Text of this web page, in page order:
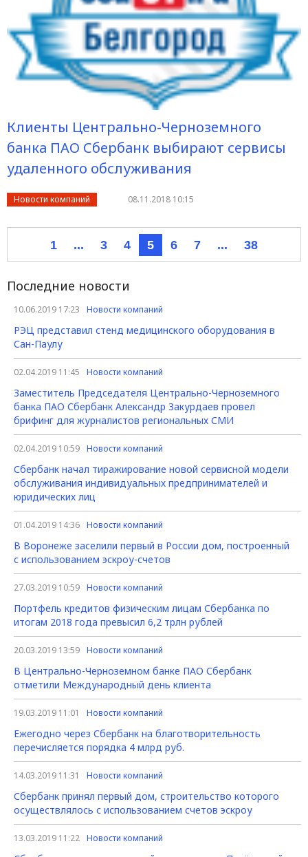
Клиенты Центрально-Черноземного
банка ПАО Сбербанк выбирают сервисы
удаленного обслуживания
Новости компаний 08.11.2018 10:15
1 ... 3 4 5 6 7 ... 38
Последние новости
10.06.2019 17:23 Новости компаний
РЭЦ представил стенд медицинского оборудования в
Сан-Паулу
02.04.2019 11:45 Новости компаний
Заместитель Председателя Центрально-Черноземного
банка ПАО Сбербанк Александр Закурдаев провел
брифинг для журналистов региональных СМИ
02.04.2019 10:59 Новости компаний
Сбербанк начал тиражирование новой сервисной модели
обслуживания индивидуальных предпринимателей и
юридических лиц
01.04.2019 14:36 Новости компаний
В Воронеже заселили первый в России дом, построенный
с использованием эскроу-счетов
27.03.2019 10:59 Новости компаний
Портфель кредитов физическим лицам Сбербанка по
итогам 2018 года превысил 6,2 трлн рублей
20.03.2019 13:59 Новости компаний
В Центрально-Черноземном банке ПАО Сбербанк
отметили Международный день клиента
19.03.2019 11:01 Новости компаний
Ежегодно через Сбербанк на благотворительность
перечисляется порядка 4 млрд руб.
14.03.2019 11:31 Новости компаний
Сбербанк принял первый дом, строительство которого
осуществлялось с использованием счетов эскроу
13.03.2019 11:22 Новости компаний